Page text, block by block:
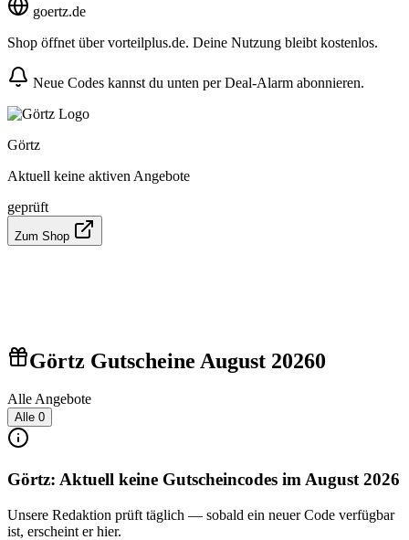
goertz.de
Shop öffnet über vorteilplus.de. Deine Nutzung bleibt kostenlos.
Neue Codes kannst du unten per Deal-Alarm abonnieren.
Görtz
Aktuell keine aktiven Angebote
geprüft
Zum Shop
Görtz Gutscheine August 20260
Alle Angebote
Alle 0
Görtz: Aktuell keine Gutscheincodes im August 2026
Unsere Redaktion prüft täglich — sobald ein neuer Code verfügbar
ist, erscheint er hier.